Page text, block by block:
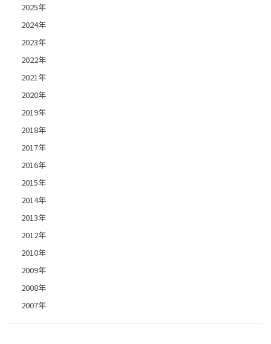
2025年
2024年
2023年
2022年
2021年
2020年
2019年
2018年
2017年
2016年
2015年
2014年
2013年
2012年
2010年
2009年
2008年
2007年